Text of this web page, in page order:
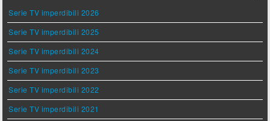
Serie TV imperdibili 2026
Serie TV imperdibili 2025
Serie TV imperdibili 2024
Serie TV imperdibili 2023
Serie TV imperdibili 2022
Serie TV imperdibili 2021